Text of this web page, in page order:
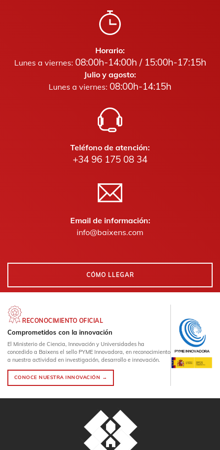
Horario:
Lunes a viernes: 08:00h-14:00h / 15:00h-17:15h
Julio y agosto:
Lunes a viernes: 08:00h-14:15h
Teléfono de atención:
+34 96 175 08 34
Email de información:
info@baixens.com
CÓMO LLEGAR
RECONOCIMIENTO OFICIAL
Comprometidos con la innovación
El Ministerio de Ciencia, Innovación y Universidades ha
concedido a Baixens el sello PYME Innovadora, en reconocimiento
a nuestra actividad en investigación, desarrollo e innovación.
CONOCE NUESTRA INNOVACIÓN →